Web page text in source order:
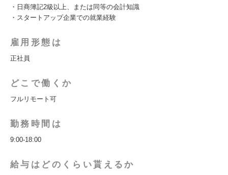
・日商簿記2級以上、または同等の会計知識
・スタートアップ企業での就業経験
雇用形態は
正社員
どこで働くか
フルリモート可
勤務時間は
9:00-18:00
給与はどのくらい貰えるか